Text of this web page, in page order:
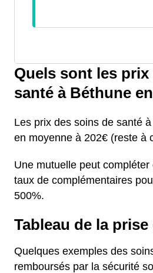
Quels sont les
santé à Béthune
Les prix des soins de santé
en moyenne à 202€ (reste à
Une mutuelle peut
taux de complémentaires
500%.
Tableau de la
Quelques exemples des
remboursés par la sécurité